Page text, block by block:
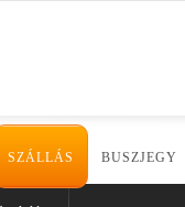
SZÁLLÁS BUSZJEGY